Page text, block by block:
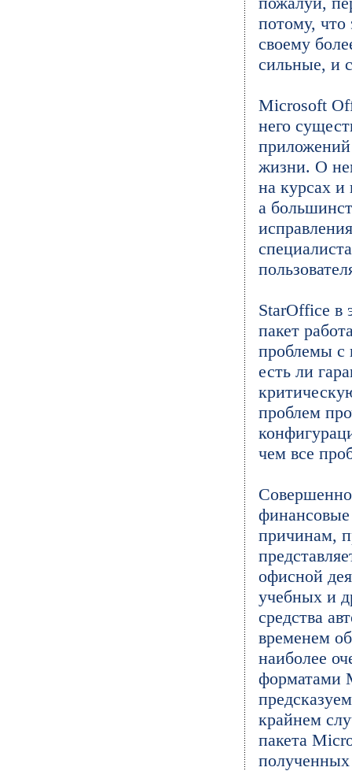
потому, что
своему
сильные, и
Microsoft
него
приложений
жизни. О
на курсах и
а
StarOffice в
пакет
проблемы с
есть ли
проблем
чем все
Совершенно
причинам,
офисной
учебных и
средства
временем
наиболее
форматами
крайнем
пакета